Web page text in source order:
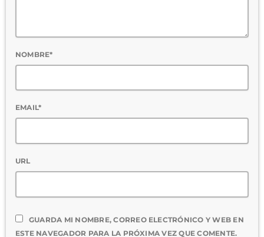
NOMBRE*
EMAIL*
URL
GUARDA MI NOMBRE, CORREO ELECTRÓNICO Y WEB EN
ESTE NAVEGADOR PARA LA PRÓXIMA VEZ QUE COMENTE.